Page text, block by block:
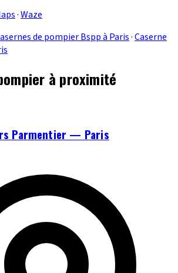
·Waze
de pompier Bspp à Paris·Caserne
à proximité
Parmentier — Paris